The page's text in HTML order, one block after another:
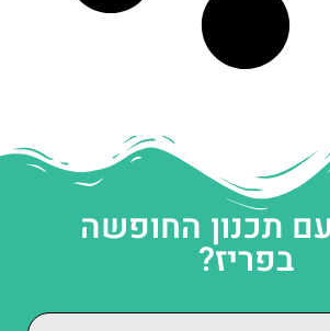
תכנון החופשה
בפריז?